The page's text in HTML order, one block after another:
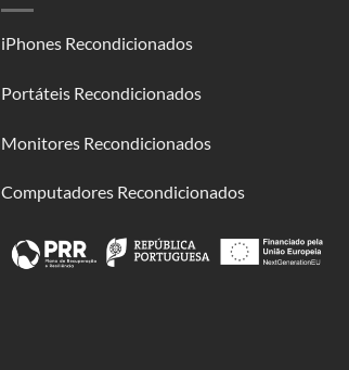
iPhones Recondicionados
Portáteis Recondicionados
Monitores Recondicionados
Computadores Recondicionados